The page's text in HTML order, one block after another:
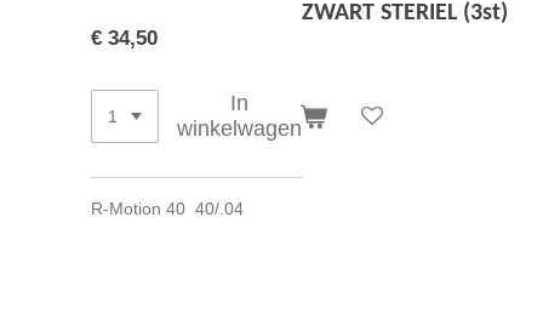
ZWART STERIEL (3st)
€ 34,50
In
winkelwagen
R-Motion 40 40/.04